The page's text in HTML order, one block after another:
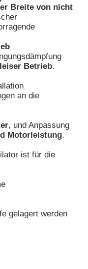
Breite von nicht
Betrieb.
an die
, und Anpassung
Motorleistung.
ist für die
gelagert werden